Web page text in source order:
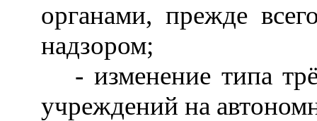
органами, прежде
надзором;
- изменение типа
учреждений на